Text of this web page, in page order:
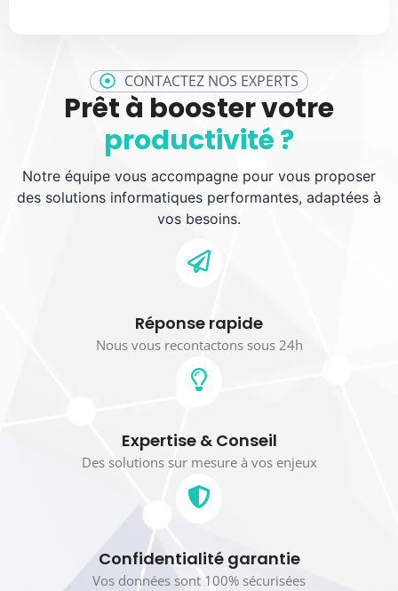
CONTACTEZ NOS EXPERTS
Prêt à booster votre
productivité ?
Notre équipe vous accompagne pour vous proposer
des solutions informatiques performantes, adaptées à
vos besoins.
Réponse rapide
Nous vous recontactons sous 24h
Expertise & Conseil
Des solutions sur mesure à vos enjeux
Confidentialité garantie
Vos données sont 100% sécurisées